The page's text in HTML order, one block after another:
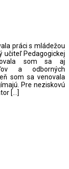
práci s mládežou
učiteľ Pedagogickej
som sa aj
a odborných
som sa venovala
Pre neziskovú
[…]